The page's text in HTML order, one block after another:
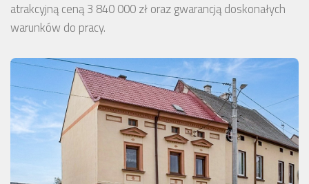
atrakcyjną ceną 3 840 000 zł oraz gwarancją doskonałych
warunków do pracy.